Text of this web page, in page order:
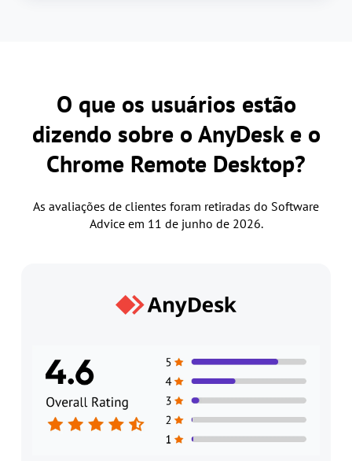
O que os usuários estão
dizendo sobre o AnyDesk e o
Chrome Remote Desktop?
As avaliações de clientes foram retiradas do Software
Advice em 11 de junho de 2026.